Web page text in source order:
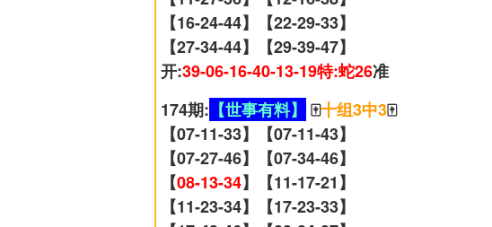
【16-24-44】【22-29-33】
【27-34-44】【29-39-47】
开:39-06-16-40-13-19特:蛇26准
174期: 【世事有料】 🀄十组3中3🀄
【07-11-33】【07-11-43】
【07-27-46】【07-34-46】
【08-13-34】【11-17-21】
【11-23-34】【17-23-33】